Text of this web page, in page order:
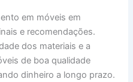
em móveis em
e recomendações.
dos materiais e a
de boa qualidade
dinheiro a longo prazo.